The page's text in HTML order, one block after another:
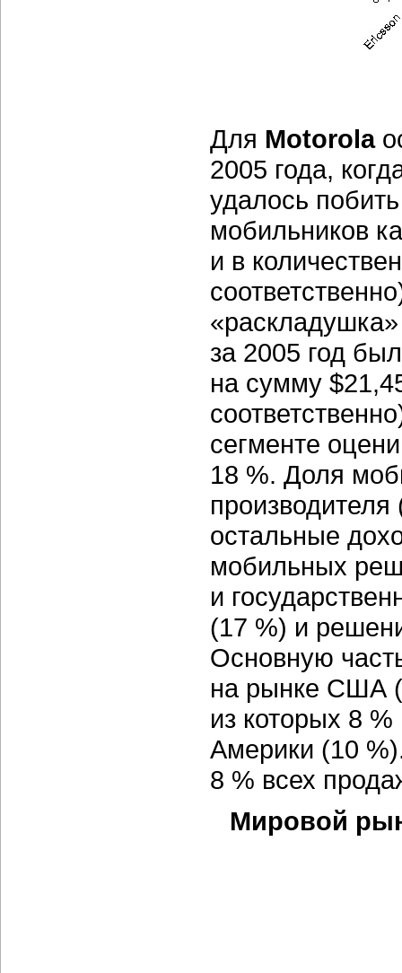
Для Motorola
2005 года,
удалось
мобильников
и в
за 2005 год
на сумму
сегменте
18 %. Доля
остальные
мобильных
и
(17 %) и
Основную
на рынке США
из которых 8
Америки (10
8 % всех
Мировой